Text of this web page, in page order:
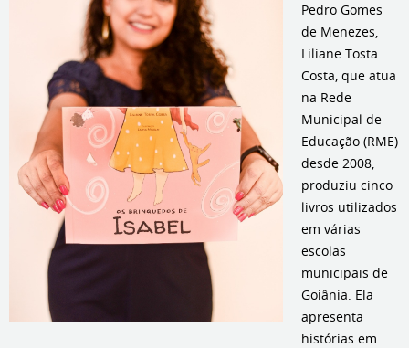
Pedro Gomes
de Menezes,
Liliane Tosta
Costa, que atua
na Rede
Municipal de
Educação (RME)
desde 2008,
produziu cinco
livros utilizados
em várias
escolas
municipais de
Goiânia. Ela
apresenta
histórias em